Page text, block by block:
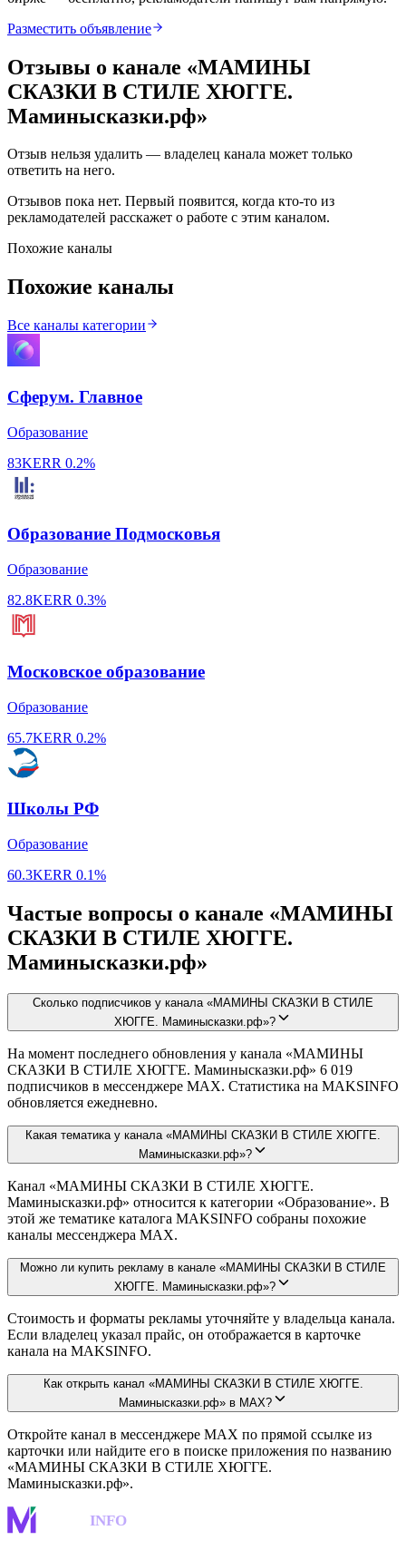
Разместить объявление
Отзывы о канале «МАМИНЫ
СКАЗКИ В СТИЛЕ ХЮГГЕ.
Маминысказки.рф»
Отзыв нельзя удалить — владелец канала может только
ответить на него.
Отзывов пока нет. Первый появится, когда кто-то из
рекламодателей расскажет о работе с этим каналом.
Похожие каналы
Похожие каналы
Все каналы категории
Сферум. Главное
Образование
83KERR 0.2%
Образование Подмосковья
Образование
82.8KERR 0.3%
Московское образование
Образование
65.7KERR 0.2%
Школы РФ
Образование
60.3KERR 0.1%
Частые вопросы о канале «МАМИНЫ
СКАЗКИ В СТИЛЕ ХЮГГЕ.
Маминысказки.рф»
Сколько подписчиков у канала «МАМИНЫ СКАЗКИ В СТИЛЕ
ХЮГГЕ. Маминысказки.рф»?
На момент последнего обновления у канала «МАМИНЫ
СКАЗКИ В СТИЛЕ ХЮГГЕ. Маминысказки.рф» 6 019
подписчиков в мессенджере MAX. Статистика на MAKSINFO
обновляется ежедневно.
Какая тематика у канала «МАМИНЫ СКАЗКИ В СТИЛЕ ХЮГГЕ.
Маминысказки.рф»?
Канал «МАМИНЫ СКАЗКИ В СТИЛЕ ХЮГГЕ.
Маминысказки.рф» относится к категории «Образование». В
этой же тематике каталога MAKSINFO собраны похожие
каналы мессенджера MAX.
Можно ли купить рекламу в канале «МАМИНЫ СКАЗКИ В СТИЛЕ
ХЮГГЕ. Маминысказки.рф»?
Стоимость и форматы рекламы уточняйте у владельца канала.
Если владелец указал прайс, он отображается в карточке
канала на MAKSINFO.
Как открыть канал «МАМИНЫ СКАЗКИ В СТИЛЕ ХЮГГЕ.
Маминысказки.рф» в MAX?
Откройте канал в мессенджере MAX по прямой ссылке из
карточки или найдите его в поиске приложения по названию
«МАМИНЫ СКАЗКИ В СТИЛЕ ХЮГГЕ.
Маминысказки.рф».
INFO